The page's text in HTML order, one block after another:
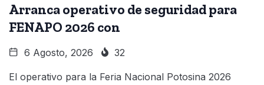
Arranca operativo de seguridad para
FENAPO 2026 con
6 Agosto, 2026 32
El operativo para la Feria Nacional Potosina 2026